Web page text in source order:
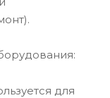
для